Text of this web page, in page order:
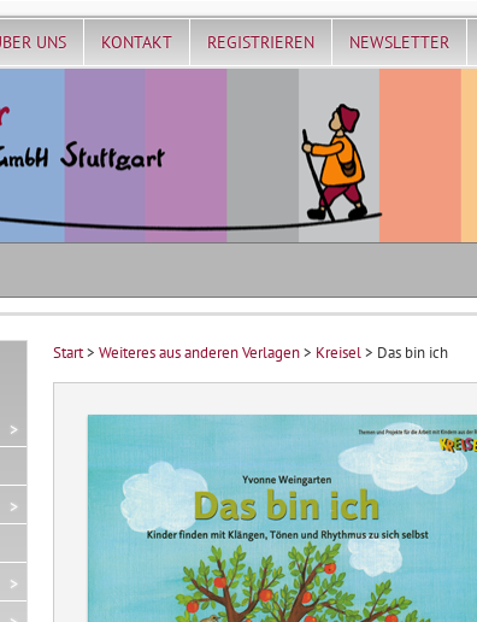
UNS KONTAKT REGISTRIEREN NEWSLETTER
Start> Weiteres aus anderen Verlagen> Kreisel> Das bin ich